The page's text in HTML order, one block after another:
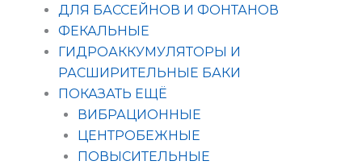
ДЛЯ БАССЕЙНОВ И ФОНТАНОВ
ФЕКАЛЬНЫЕ
ГИДРОАККУМУЛЯТОРЫ И
РАСШИРИТЕЛЬНЫЕ БАКИ
ПОКАЗАТЬ ЕЩЁ
ВИБРАЦИОННЫЕ
ЦЕНТРОБЕЖНЫЕ
ПОВЫСИТЕЛЬНЫЕ